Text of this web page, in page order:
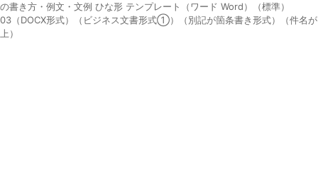
の書き方・例文・文例 ひな形 テンプレート（ワード Word）（標準）
03（DOCX形式）（ビジネス文書形式①）（別記が箇条書き形式）（件名が
上）